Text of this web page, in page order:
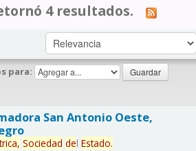
4 resultados.
para:
San Antonio Oeste,
Sociedad del Estado.